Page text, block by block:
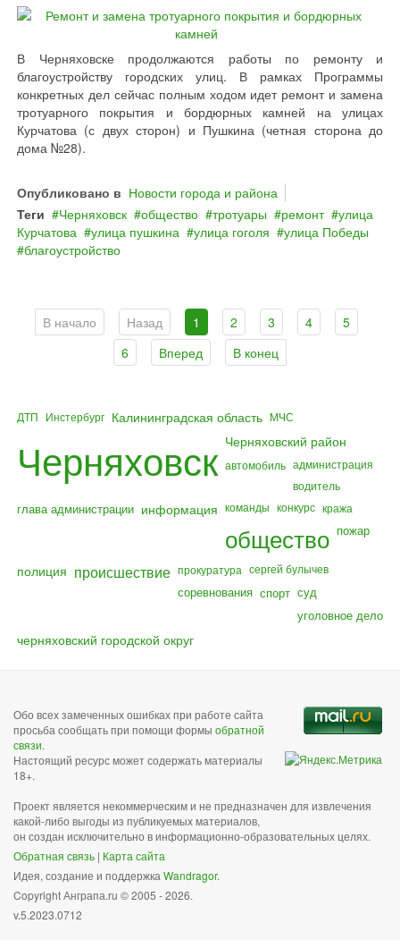
В Черняховске продолжаются работы по ремонту и
благоустройству городских улиц. В рамках Программы
конкретных дел сейчас полным ходом идет ремонт и замена
тротуарного покрытия и бордюрных камней на улицах
Курчатова (с двух сторон) и Пушкина (четная сторона до
дома №28).
Опубликовано в Новости города и района
Теги
Черняховск общество тротуары ремонт
улица
Курчатова
улица пушкина улица гоголя
улица Победы
благоустройство
В начало Назад 1 2 3 4
5
6
Вперед В конец
ДТП Инстербург Калининградская область МЧС
Черняховск Черняховский район
автомобиль администрация
водитель
глава администрации информация команды конкурс кража
общество пожар
полиция происшествие прокуратура сергей булычев
соревнования спорт суд
уголовное дело
черняховский городской округ
Обо всех замеченных ошибках при работе сайта
просьба сообщать при помощи формы обратной
связи.
Настоящий ресурс может содержать материалы
18+.
Проект является некоммерческим и не предназначен для извлечения
какой-либо выгоды из публикуемых материалов,
он создан исключительно в информационно-образовательных целях.
Обратная связь | Карта сайта
Идея, создание и поддержка Wandragor.
Copyright Анграпа.ru © 2005 - 2026.
v.5.2023.0712